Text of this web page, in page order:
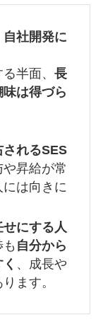
社開発に
半面、 長
は得づら
れるSES
昇給が常
は向きに
にする人
自分から
、成長や
ます。